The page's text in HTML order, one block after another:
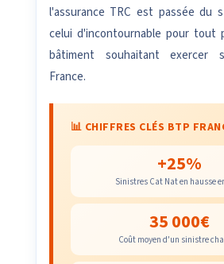
l'assurance TRC est passée du
celui d'incontournable pour tout
bâtiment souhaitant exercer
France.
📊 CHIFFRES CLÉS BTP
+25%
Sinistres Cat Nat en hausse
35 000€
Coût moyen d'un sinistre